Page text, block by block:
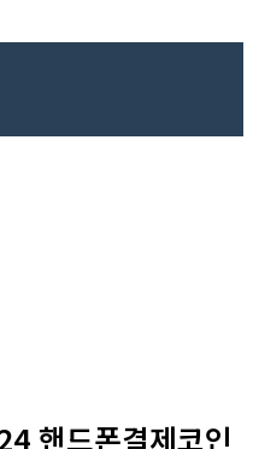
핸드폰결제코인